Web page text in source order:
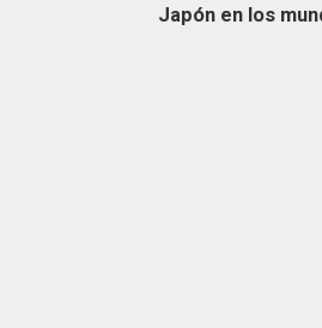
Japón en los